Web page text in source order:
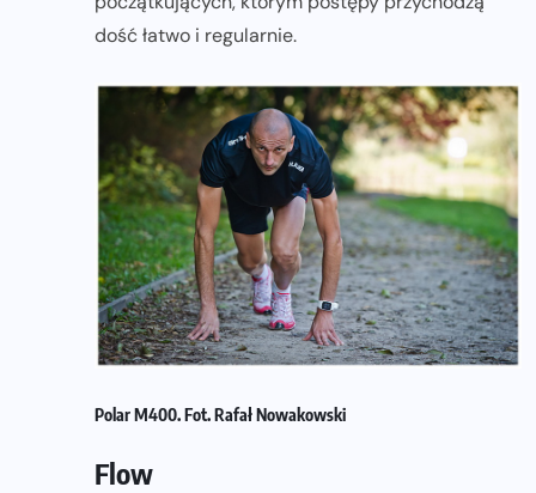
dość łatwo i regularnie.
Polar M400. Fot. Rafał Nowakowski
Flow